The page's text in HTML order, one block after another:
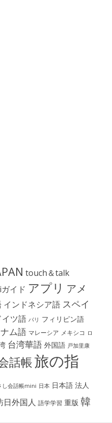
touch＆talk
イド アプリ アメ
インドネシア語 スペイ
イツ語 パリ フィリピン語
ム語 マレーシア メキシコ ロ
台湾華語 外国語 戸加里康
話帳旅の指
し会話帳mini 日本 日本語 法人
日外国人 語学学習 重版 韓